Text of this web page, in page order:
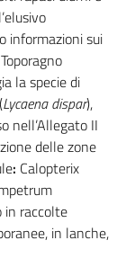
informazioni sui
la specie di
Lycaena dispar),
nell’Allegato II
delle zone
: Calopterix
in raccolte
in lanche,